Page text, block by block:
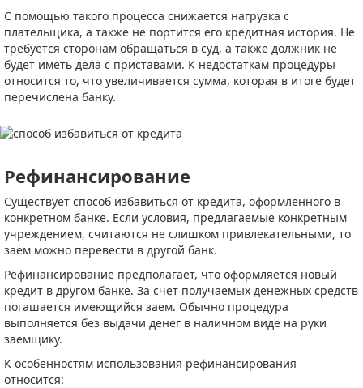
С помощью такого процесса снижается нагрузка с
плательщика, а также не портится его кредитная история. Не
требуется сторонам обращаться в суд, а также должник не
будет иметь дела с приставами. К недостаткам процедуры
относится то, что увеличивается сумма, которая в итоге будет
перечислена банку.
Рефинансирование
Существует способ избавиться от кредита, оформленного в
конкретном банке. Если условия, предлагаемые конкретным
учреждением, считаются не слишком привлекательными, то
заем можно перевести в другой банк.
Рефинансирование предполагает, что оформляется новый
кредит в другом банке. За счет получаемых денежных средств
погашается имеющийся заем. Обычно процедура
выполняется без выдачи денег в наличном виде на руки
заемщику.
К особенностям использования рефинансирования
относится: